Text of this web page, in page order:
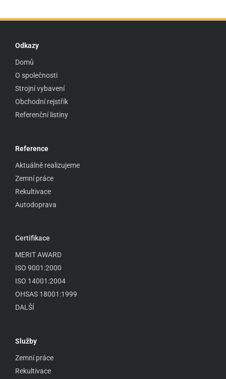
Odkazy
Domů
O společnosti
Strojní vybavení
Obchodní rejstřík
Referenční listiny
Reference
Aktuálně realizujeme
Zemní práce
Rekultivace
Autodoprava
Certifikace
MERIT AWARD
ISO 9001:2000
ISO 14001:2004
OHSAS 18001:1999
DALŠÍ
Služby
Zemní práce
Rekultivace